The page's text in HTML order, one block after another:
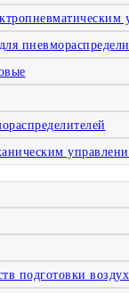
подготовки